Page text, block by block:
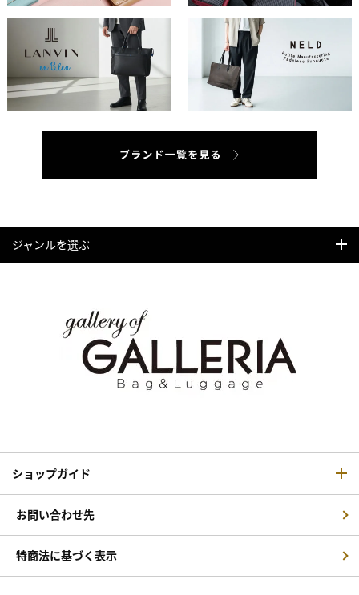
ジャンルを選ぶ
ショップガイド
お問い合わせ先
特商法に基づく表示